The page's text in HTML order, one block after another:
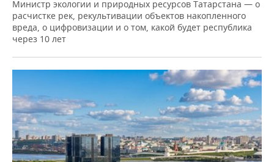
Министр экологии и природных ресурсов Татарстана — о
расчистке рек, рекультивации объектов накопленного
вреда, о цифровизации и о том, какой будет республика
через 10 лет